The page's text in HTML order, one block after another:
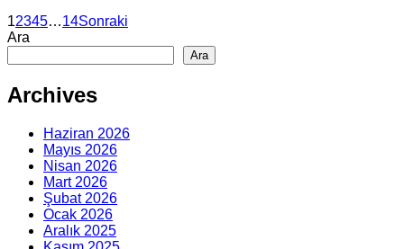
12345…14Sonraki
Ara
Ara
Archives
Haziran 2026
Mayıs 2026
Nisan 2026
Mart 2026
Şubat 2026
Ocak 2026
Aralık 2025